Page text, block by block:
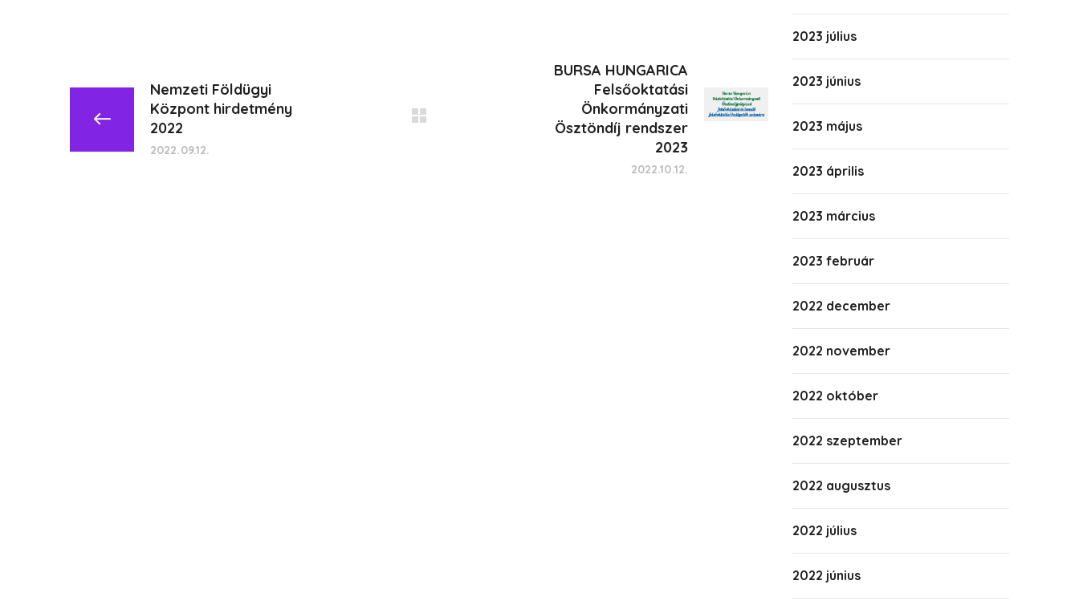
Nemzeti Földügyi
Központ hirdetmény
2022
2022.09.12.
BURSA HUNGARICA
Felsőoktatási
Önkormányzati
Ösztöndíj rendszer
2023
2022.10.12.
2023 július
2023 június
2023 május
2023 április
2023 március
2023 február
2022 december
2022 november
2022 október
2022 szeptember
2022 augusztus
2022 július
2022 június